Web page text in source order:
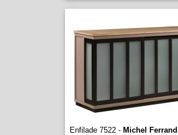
Enfilade 7522 - Michel Ferrand